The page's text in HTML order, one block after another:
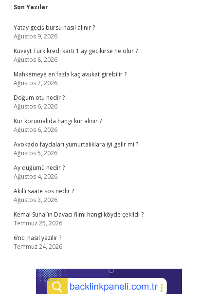
Sidebar
Son Yazılar
Yatay geçiş bursu nasıl alınır ?
Ağustos 9, 2026
Kuveyt Türk kredi kartı 1 ay gecikirse ne olur ?
Ağustos 8, 2026
Mahkemeye en fazla kaç avukat girebilir ?
Ağustos 7, 2026
Doğum otu nedir ?
Ağustos 6, 2026
Kur korumalıda hangi kur alınır ?
Ağustos 6, 2026
Avokado faydaları yumurtalıklara iyi gelir mi ?
Ağustos 5, 2026
Ay düğümü nedir ?
Ağustos 4, 2026
Akıllı saate sos nedir ?
Ağustos 3, 2026
Kemal Sunal’ın Davacı filmi hangi köyde çekildi ?
Temmuz 25, 2026
6’ncı nasıl yazılır ?
Temmuz 24, 2026